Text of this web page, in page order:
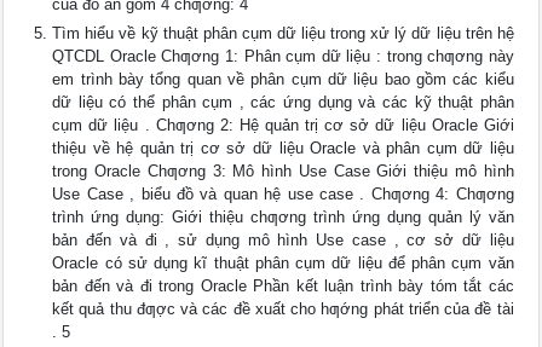
của đồ án gồm 4 chƣơng: 4
Tìm hiểu về kỹ thuật phân cụm dữ liệu trong xử lý dữ liệu trên hệ
QTCDL Oracle Chƣơng 1: Phân cụm dữ liệu : trong chƣơng này
em trình bày tổng quan về phân cụm dữ liệu bao gồm các kiểu
dữ liệu có thể phân cụm , các ứng dụng và các kỹ thuật phân
cụm dữ liệu . Chƣơng 2: Hệ quản trị cơ sở dữ liệu Oracle Giới
thiệu về hệ quản trị cơ sở dữ liệu Oracle và phân cụm dữ liệu
trong Oracle Chƣơng 3: Mô hình Use Case Giới thiệu mô hình
Use Case , biểu đồ và quan hệ use case . Chƣơng 4: Chƣơng
trình ứng dụng: Giới thiệu chƣơng trình ứng dụng quản lý văn
bản đến và đi , sử dụng mô hình Use case , cơ sở dữ liệu
Oracle có sử dụng kĩ thuật phân cụm dữ liệu để phân cụm văn
bản đến và đi trong Oracle Phần kết luận trình bày tóm tắt các
kết quả thu đƣợc và các đề xuất cho hƣớng phát triển của đề tài
. 5